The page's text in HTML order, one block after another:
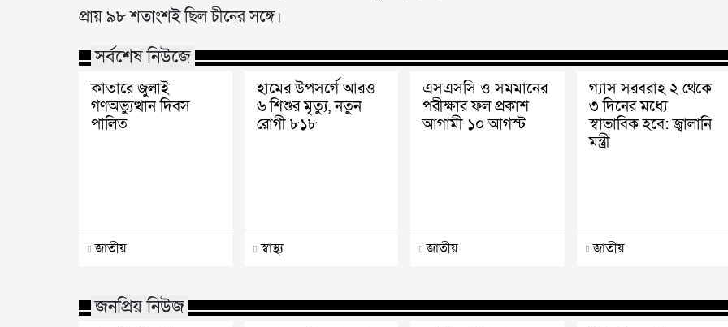
প্রায় ৯৮ শতাংশই ছিল চীনের সঙ্গে।
সর্বশেষ নিউজে
কাতারে জুলাই
গণঅভ্যুত্থান দিবস
পালিত
জাতীয়
হামের উপসর্গে আরও
৬ শিশুর মৃত্যু, নতুন
রোগী ৮১৮
স্বাস্থ্য
এসএসসি ও সমমানের
পরীক্ষার ফল প্রকাশ
আগামী ১০ আগস্ট
জাতীয়
গ্যাস সরবরাহ ২ থেকে
৩ দিনের মধ্যে
স্বাভাবিক হবে: জ্বালানি
মন্ত্রী
জাতীয়
জনপ্রিয় নিউজ